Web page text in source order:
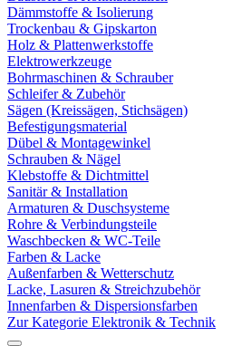
Dämmstoffe & Isolierung
Trockenbau & Gipskarton
Holz & Plattenwerkstoffe
Elektrowerkzeuge
Bohrmaschinen & Schrauber
Schleifer & Zubehör
Sägen (Kreissägen, Stichsägen)
Befestigungsmaterial
Dübel & Montagewinkel
Schrauben & Nägel
Klebstoffe & Dichtmittel
Sanitär & Installation
Armaturen & Duschsysteme
Rohre & Verbindungsteile
Waschbecken & WC-Teile
Farben & Lacke
Außenfarben & Wetterschutz
Lacke, Lasuren & Streichzubehör
Innenfarben & Dispersionsfarben
Zur Kategorie Elektronik & Technik